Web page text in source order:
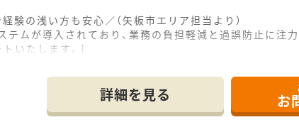
験の浅い方も安心／（矢板市エリア担当より）
テムが導入されており、業務の負担軽減と過誤防止に注
いたします。]
について】
の処方箋を門前クリニックから主に1日60枚から70枚ほ
分ほどの場所に位置しており、近隣医療機関の施設調剤
は約1200品目と幅広く、一包化の処方や剤数が多い特
詳細を見る お